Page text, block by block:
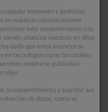
momento y gestionar
en nuestras comunicaciones
este consentimiento o lo
anuncios nuestros en sitios
dado que estos anuncios se
en tecnologías como las cookies
mostrarle publicidad
elige.
su consentimiento y suprimir sus
de datos, como se